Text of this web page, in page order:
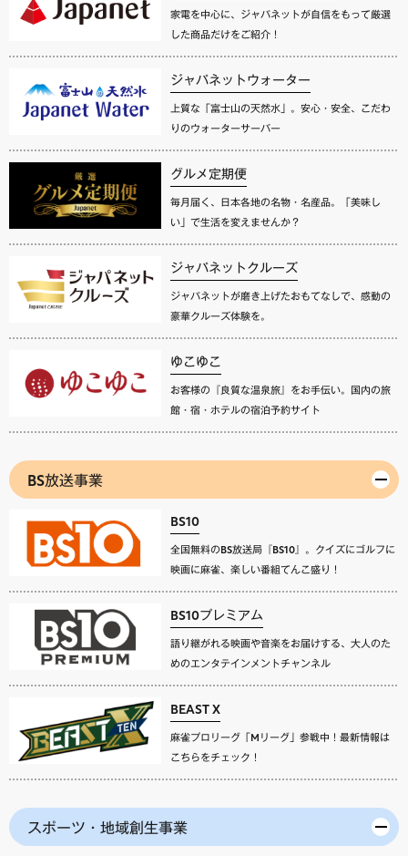
家電を中心に、ジャパネットが自信をもって厳選
した商品だけをご紹介！
ジャパネットウォーター
上質な「富士山の天然水」。安心・安全、こだわ
りのウォーターサーバー
グルメ定期便
毎月届く、日本各地の名物・名産品。「美味し
い」で生活を変えませんか？
ジャパネットクルーズ
ジャパネットが磨き上げたおもてなしで、感動の
豪華クルーズ体験を。
ゆこゆこ
お客様の『良質な温泉旅』をお手伝い。国内の旅
館・宿・ホテルの宿泊予約サイト
BS放送事業
BS10
全国無料のBS放送局『BS10』。クイズにゴルフに
映画に麻雀、楽しい番組てんこ盛り！
BS10プレミアム
語り継がれる映画や音楽をお届けする、大人のた
めのエンタテインメントチャンネル
BEAST X
麻雀プロリーグ「Mリーグ」参戦中！最新情報は
こちらをチェック！
スポーツ・地域創生事業